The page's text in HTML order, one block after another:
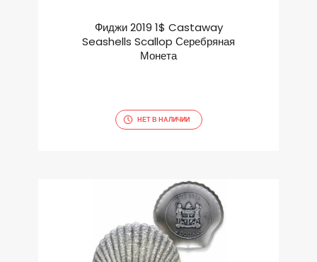
Фиджи 2019 1$ Castaway
Seashells Scallop Серебряная
Монета
НЕТ В НАЛИЧИИ